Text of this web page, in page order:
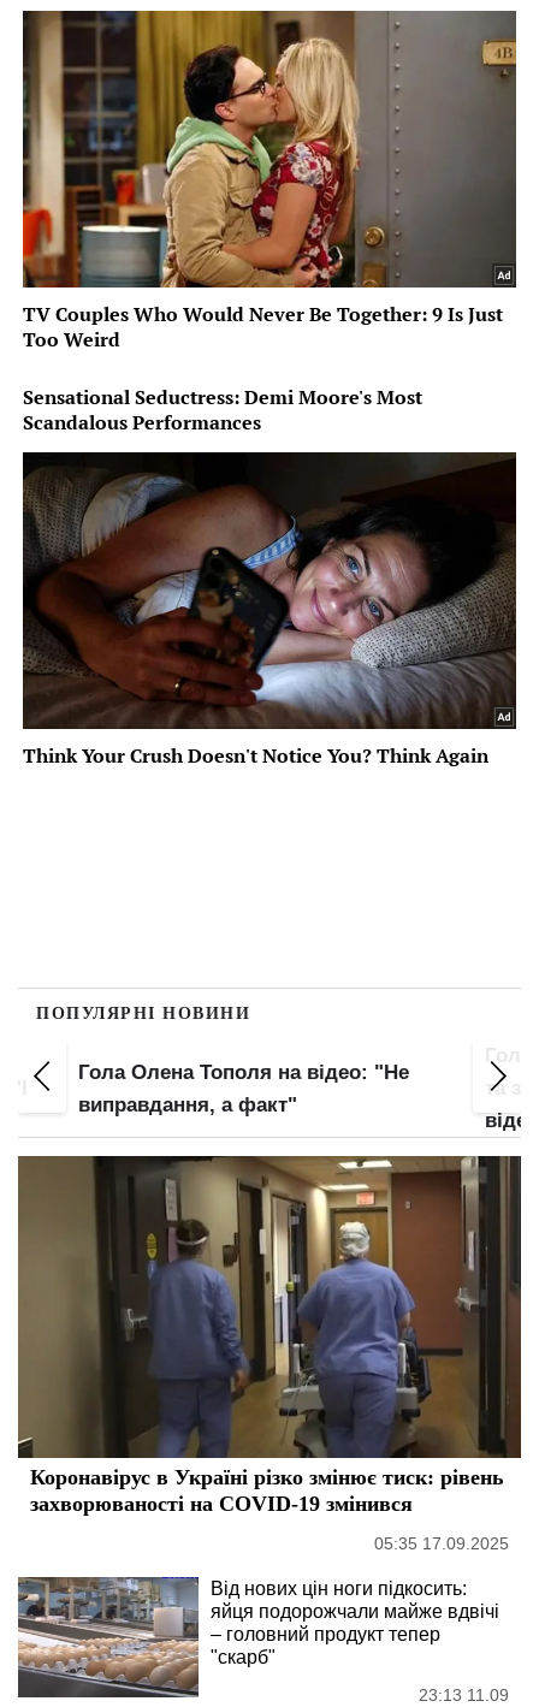
ПОПУЛЯРНІ НОВИНИ
Гола Олена Тополя на відео: "Не
виправдання, а факт"
та
Коронавірус в Україні різко змінює тиск: рівень
захворюваності на COVID-19 змінився
05:35 17.09.2025
Від нових цін ноги підкосить:
яйця подорожчали майже вдвічі
– головний продукт тепер
"скарб"
23:13 11.09